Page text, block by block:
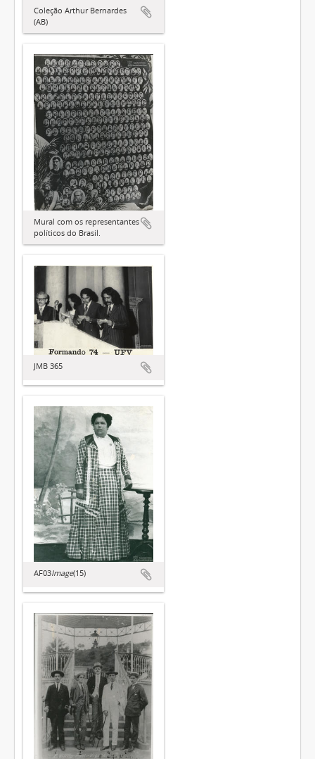
Coleção Arthur Bernardes
(AB)
Mural com os representantes
políticos do Brasil.
JMB 365
AF03Image(15)